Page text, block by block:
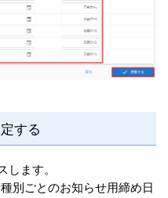
する
します。
別ごとのお知らせ用締め日